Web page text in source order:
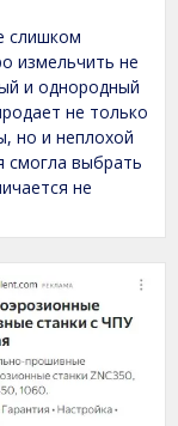
слишком
измельчить не
и однородный
не только
но и неплохой
смогла выбрать
не